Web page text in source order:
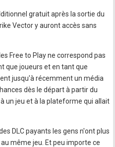
gratuit après la sortie du
Vector y auront accès sans
Free to Play ne correspond pas
que joueurs et en tant que
jusqu'à récemment un média
dès le départ à partir du
un jeu et à la plateforme qui allait
DLC payants les gens n'ont plus
même jeu. Et peu importe ce